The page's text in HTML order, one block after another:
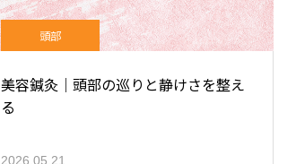
頭部
美容鍼灸｜頭部の巡りと静けさを整え
る
2026.05.21